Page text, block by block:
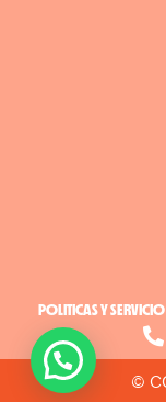
POLITICAS Y SERVICIO
©